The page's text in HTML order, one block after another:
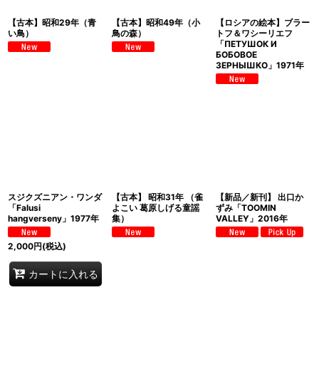
【古本】昭和29年（青
い鳥）
【古本】昭和49年（小
鳥の森）
【ロシアの絵本】ブラー
トフ＆ワシーリエフ
「ПЕТУШОК И
БОБОВОЕ
ЗЕРНЫШКО」1971年
スジクズニアン・ワンダ
「Falusi
hangverseny」1977年
2,000円(税込)
カートに入れる
【古本】 昭和31年 （雀
よこい 葛原しげる童謡
集）
【新品／新刊】 出口か
ずみ「TOOMIN
VALLEY」2016年